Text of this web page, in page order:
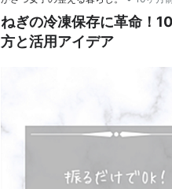
ねぎの冷凍保存に革命！
方と活用アイデア